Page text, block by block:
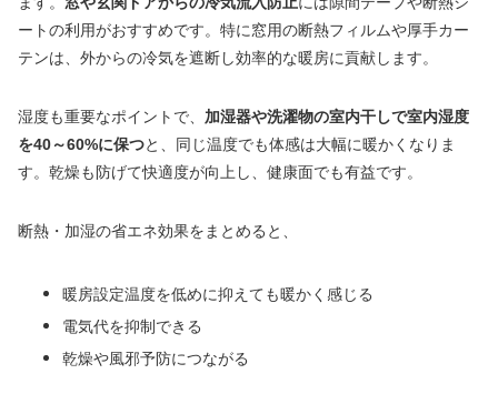
ートの利用がおすすめです。特に窓用の断熱フィルムや厚手カー
テンは、外からの冷気を遮断し効率的な暖房に貢献します。
湿度も重要なポイントで、 加湿器や洗濯物の室内干しで室内湿度
を40～60%に保つと、同じ温度でも体感は大幅に暖かくなりま
す。乾燥も防げて快適度が向上し、健康面でも有益です。
断熱・加湿の省エネ効果をまとめると、
暖房設定温度を低めに抑えても暖かく感じる
電気代を抑制できる
乾燥や風邪予防につながる